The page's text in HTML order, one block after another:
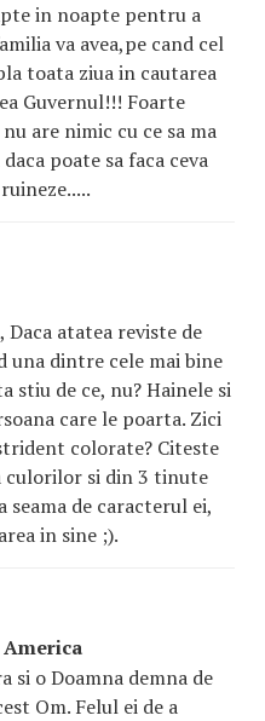
in noapte pentru a
va avea,pe cand cel
toata ziua in cautarea
Guvernul!!! Foarte
are nimic cu ce sa ma
poate sa faca ceva
Daca atatea reviste de
dintre cele mai bine
stiu de ce, nu? Hainele si
care le poarta. Zici
colorate? Citeste
culorilor si din 3 tinute
de caracterul ei,
in sine ;).
si o Doamna demna de
Om. Felul ei de a